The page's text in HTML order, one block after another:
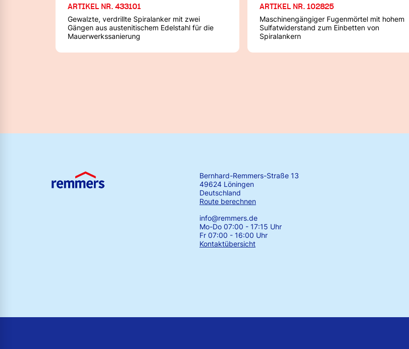
ARTIKEL NR. 433101
Gewalzte, verdrillte Spiralanker mit zwei
Gängen aus austenitischem Edelstahl für die
Mauerwerkssanierung
ARTIKEL NR. 102825
Maschinengängiger Fugenmörtel mit hohem
Sulfatwiderstand zum Einbetten von
Spiralankern
Bernhard-Remmers-Straße 13
49624 Löningen
Deutschland
Route berechnen
info@remmers.de
Mo-Do 07:00 - 17:15 Uhr
Fr 07:00 - 16:00 Uhr
Kontaktübersicht